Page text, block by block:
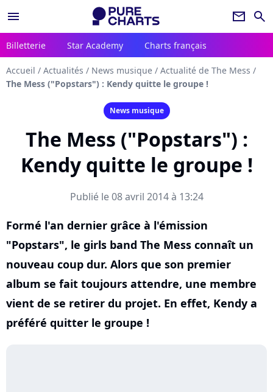
menu newsletter search
Billetterie Star Academy Charts français
Accueil / Actualités / News musique / Actualité de The Mess /
The Mess ("Popstars") : Kendy quitte le groupe !
News musique
The Mess ("Popstars") :
Kendy quitte le groupe !
Publié le 08 avril 2014 à 13:24
Formé l'an dernier grâce à l'émission
"Popstars", le girls band The Mess connaît un
nouveau coup dur. Alors que son premier
album se fait toujours attendre, une membre
vient de se retirer du projet. En effet, Kendy a
préféré quitter le groupe !